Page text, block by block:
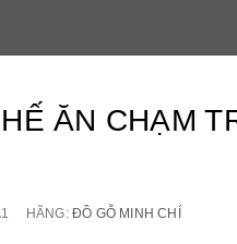
ĂN CHẠM
HÃNG:ĐỒ GỖ MINH CHÍ